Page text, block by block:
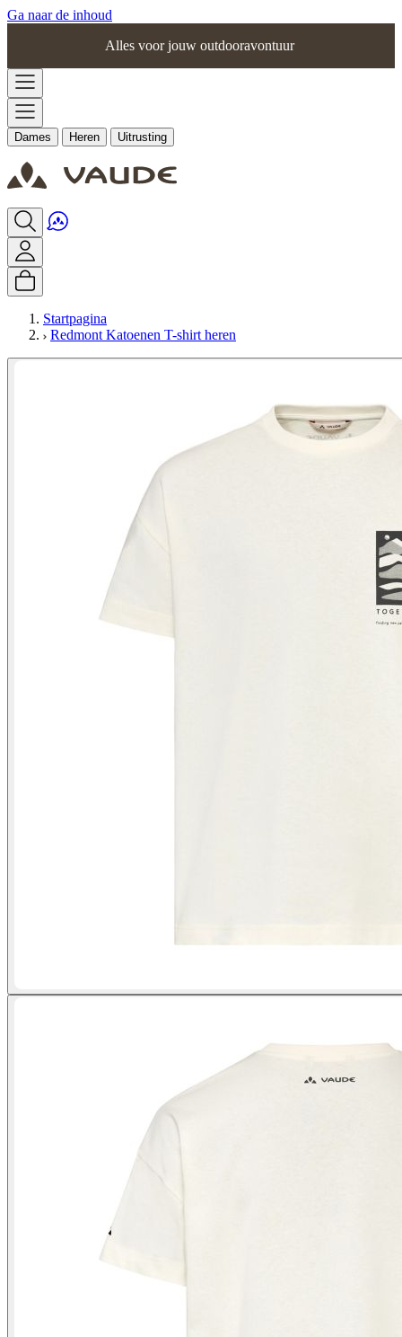
Ga naar de inhoud
Alles voor jouw outdooravontuur
Dames Heren Uitrusting
Startpagina
Redmont Katoenen T-shirt heren